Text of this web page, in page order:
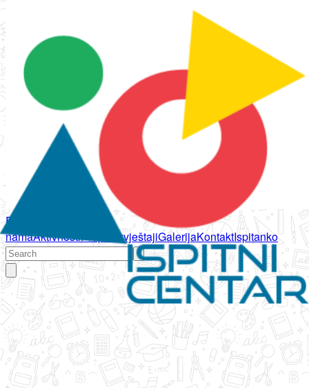
Početna
namaAktivnostiPropisi IzvještajiGalerijaKontaktIspitanko